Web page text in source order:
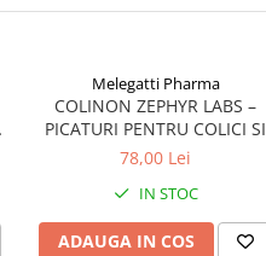
Melegatti Pharma
COLINON ZEPHYR LABS –
PICATURI PENTRU COLICI SI
DIGESTIE USOARA
78,00 Lei
IN STOC
ADAUGA IN COS